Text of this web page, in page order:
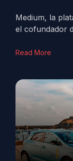
Medium, la
el cofundador
Read More